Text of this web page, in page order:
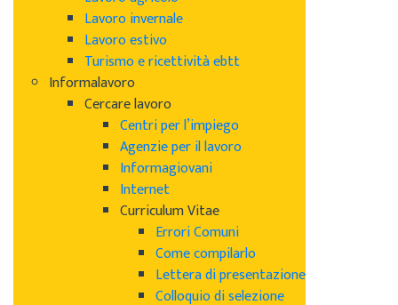
Lavoro invernale
Lavoro estivo
Turismo e ricettività ebtt
Informalavoro
Cercare lavoro
Centri per l’impiego
Agenzie per il lavoro
Informagiovani
Internet
Curriculum Vitae
Errori Comuni
Come compilarlo
Lettera di presentazione
Colloquio di selezione